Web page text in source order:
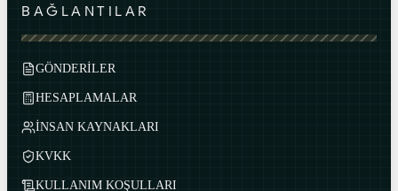
BAĞLANTILAR
GÖNDERİLER
HESAPLAMALAR
İNSAN KAYNAKLARI
KVKK
KULLANIM KOŞULLARI